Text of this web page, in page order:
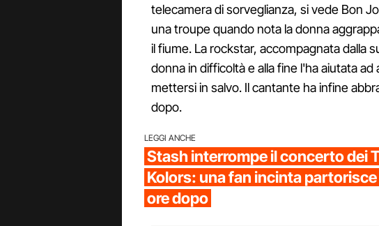
telecamera di sorveglianza, si vede Bon
una troupe quando nota la donna
il fiume. La rockstar, accompagnata dalla
donna in difficoltà e alla fine l'ha aiutata
mettersi in salvo. Il cantante ha infine
dopo.
LEGGI ANCHE
Stash interrompe il concerto dei
Kolors: una fan incinta
ore dopo